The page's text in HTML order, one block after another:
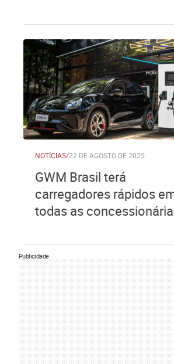
NOTÍCIAS/22 DE AGOSTO DE 2025
GWM Brasil terá
carregadores rápidos
todas as
Publicidade